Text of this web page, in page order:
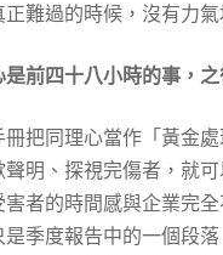
難過的時候，沒有力氣
前四十八小時的事，
把同理心當作「黃金
明、探視完傷者，就
害者的時間感與企業完
季度報告中的一個段